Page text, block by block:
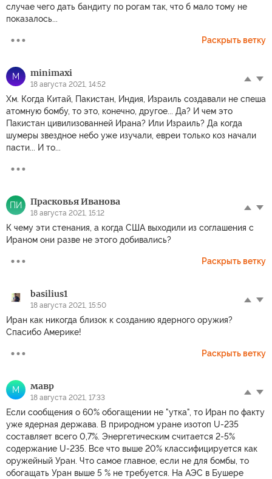
случае чего дать бандиту по рогам так, что б мало тому не
показалось...
Раскрыть ветку
M minimaxi
18 августа 2021, 14:52
Хм. Когда Китай, Пакистан, Индия, Израиль создавали не спеша
атомную бомбу, то это, конечно, другое... Да? И чем это
Пакистан цивилизованней Ирана? Или Израиль? Да когда
шумеры звездное небо уже изучали, евреи только коз начали
пасти... И то...
ПИ Прасковья Иванова
18 августа 2021, 15:12
К чему эти стенания, а когда США выходили из соглашения с
Ираном они разве не этого добивались?
Раскрыть ветку
basilius1
18 августа 2021, 15:50
Иран как никогда близок к созданию ядерного оружия?
Спасибо Америке!
Раскрыть ветку
М мавр
18 августа 2021, 17:33
Если сообщения о 60% обогащении не "утка", то Иран по факту
уже ядерная держава. В природном уране изотоп U-235
составляет всего 0,7%. Энергетическим считается 2-5%
содержание U-235. Все что выше 20% классифицируется как
оружейный Уран. Что самое главное, если не для бомбы, то
обогащать Уран выше 5 % не требуется. На АЭС в Бушере